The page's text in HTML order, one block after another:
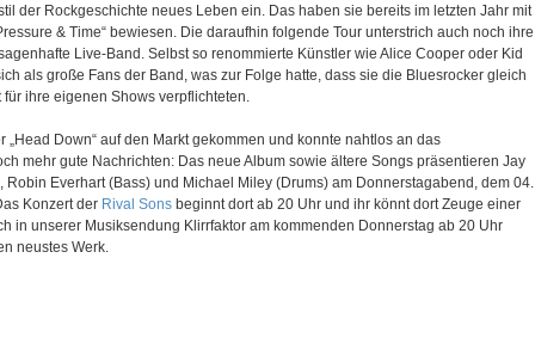
der Rockgeschichte neues Leben ein. Das haben sie bereits im letzten Jahr mit
& Time“ bewiesen. Die daraufhin folgende Tour unterstrich auch noch ihre
Live-Band. Selbst so renommierte Künstler wie Alice Cooper oder Kid
als große Fans der Band, was zur Folge hatte, dass sie die Bluesrocker gleich
für ihre eigenen Shows verpflichteten.
Down“ auf den Markt gekommen und konnte nahtlos an das
mehr gute Nachrichten: Das neue Album sowie ältere Songs präsentieren Jay
Robin Everhart (Bass) und Michael Miley (Drums) am Donnerstagabend, dem 04.
Konzert der Rival Sons beginnt dort ab 20 Uhr und ihr könnt dort Zeuge einer
in unserer Musiksendung Klirrfaktor am kommenden Donnerstag ab 20 Uhr
neustes Werk.